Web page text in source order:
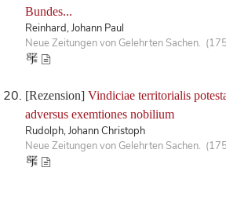
Bundes...
Reinhard, Johann Paul
Neue Zeitungen von Gelehrten Sachen.
[Rezension] Vindiciae territorialis
adversus exemtiones nobilium
Rudolph, Johann Christoph
Neue Zeitungen von Gelehrten Sachen.